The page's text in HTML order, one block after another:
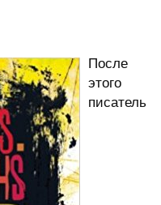
После
этого
писатель